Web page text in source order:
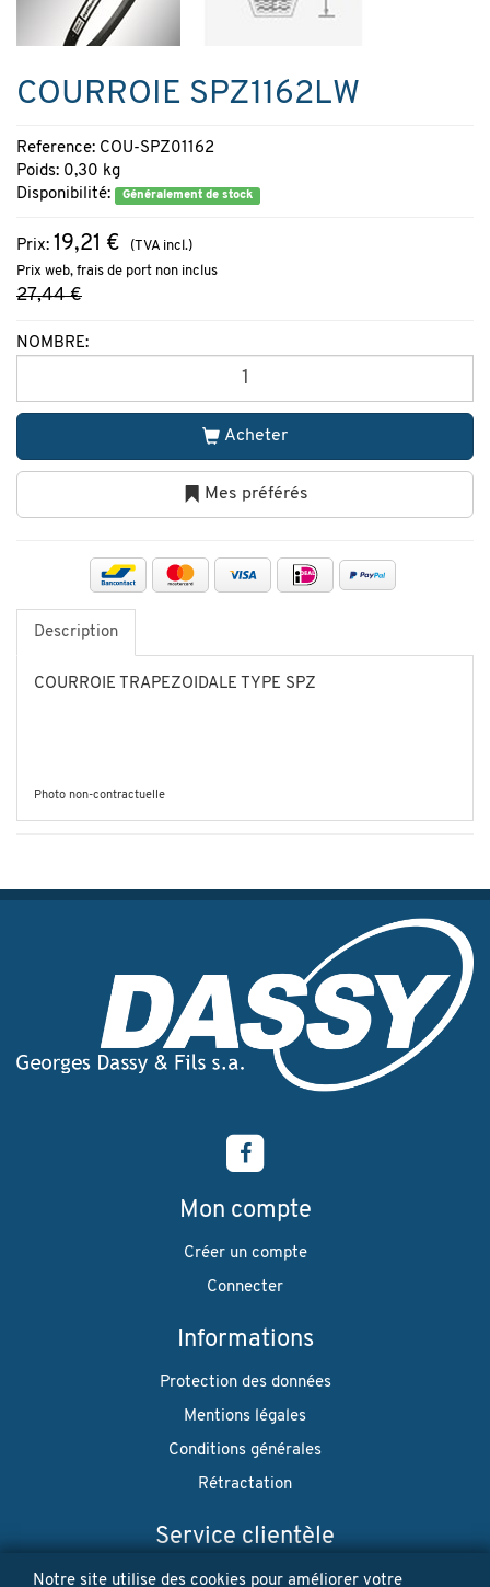
COURROIE SPZ1162LW
Reference: COU-SPZ01162
Poids: 0,30 kg
Disponibilité:
Généralement de stock
Prix: 19,21 €
(TVA incl.)
Prix web, frais de port non inclus
27,44 €
NOMBRE:
Acheter
Mes préférés
Description
COURROIE TRAPEZOIDALE TYPE SPZ
Photo non-contractuelle
Mon compte
Créer un compte
Connecter
Informations
Protection des données
Mentions légales
Conditions générales
Rétractation
Service clientèle
Envoi
Notre site utilise des cookies pour améliorer votre